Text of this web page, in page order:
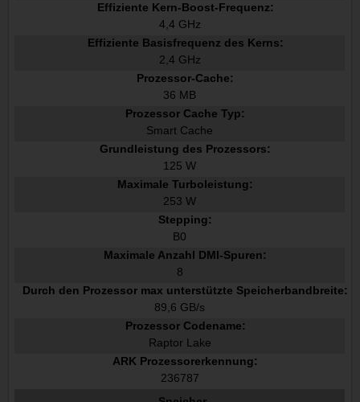
Effiziente Kern-Boost-Frequenz:
4,4 GHz
Effiziente Basisfrequenz des Kerns:
2,4 GHz
Prozessor-Cache:
36 MB
Prozessor Cache Typ:
Smart Cache
Grundleistung des Prozessors:
125 W
Maximale Turboleistung:
253 W
Stepping:
B0
Maximale Anzahl DMI-Spuren:
8
Durch den Prozessor max unterstützte Speicherbandbreite:
89,6 GB/s
Prozessor Codename:
Raptor Lake
ARK Prozessorerkennung:
236787